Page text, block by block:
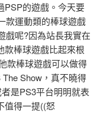
PSP的遊戲。今天要
款運動類的棒球遊戲
戲呢?因為站長我實在
款棒球遊戲比起來根
款棒球遊戲可以做得
Show，真不曉得
是PS3平台明明就表
值得一提((怒